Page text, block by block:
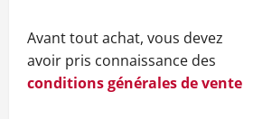
Avant tout achat, vous devez
avoir pris connaissance des
conditions générales de vente